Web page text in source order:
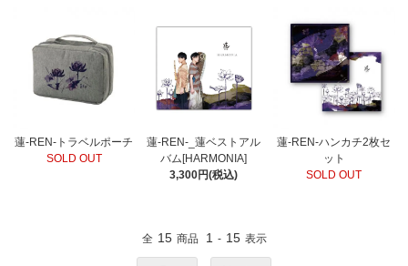
蓮-REN-トラベルポーチ
SOLD OUT
蓮-REN-_蓮ベストアル
バム[HARMONIA]
3,300円(税込)
蓮-REN-ハンカチ2枚セ
ット
SOLD OUT
全 15 商品 1 - 15 表示